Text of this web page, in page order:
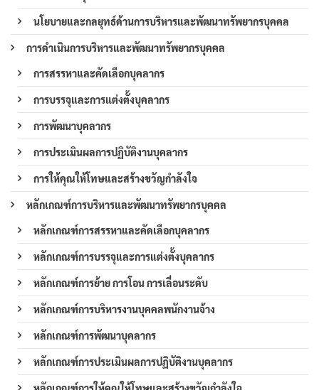
นโยบายและกลยุทธ์ด้านการบริหารและพัฒนาทรัพยากรบุคคล
การดำเนินการบริหารและพัฒนาทรัพยากรบุคคล
การสรรหาและคัดเลือกบุคลากร
การบรรจุและการแต่งตั้งบุคลากร
การพัฒนาบุคลากร
การประเมินผลการปฏิบัติงานบุคลากร
การให้คุณให้โทษและสร้างขวัญกำลังใจ
หลักเกณฑ์การบริหารและพัฒนาทรัพยากรบุคคล
หลักเกณฑ์การสรรหาและคัดเลือกบุคลากร
หลักเกณฑ์การบรรจุและการแต่งตั้งบุคลากร
หลักเกณฑ์การย้าย การโอน การเลื่อนระดับ
หลักเกณฑ์การบริหารงานบุคคลพนักงานจ้าง
หลักเกณฑ์การพัฒนาบุคลากร
หลักเกณฑ์การประเมินผลการปฏิบัติงานบุคลากร